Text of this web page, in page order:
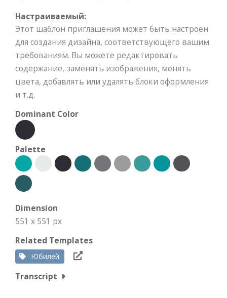
Настраиваемый:
Этот шаблон приглашения может быть настроен
для создания дизайна, соответствующего вашим
требованиям. Вы можете редактировать
содержание, заменять изображения, менять
цвета, добавлять или удалять блоки оформления
и т.д.
Dominant Color
Palette
Dimension
551 x 551 px
Related Templates
Юбилей
Transcript